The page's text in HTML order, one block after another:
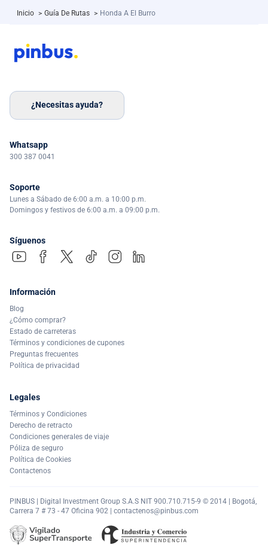
Inicio > Guía De Rutas > Honda A El Burro
¿Necesitas ayuda?
Whatsapp
300 387 0041
Soporte
Lunes a Sábado de 6:00 a.m. a 10:00 p.m.
Domingos y festivos de 6:00 a.m. a 09:00 p.m.
Síguenos
Información
Blog
¿Cómo comprar?
Estado de carreteras
Términos y condiciones de cupones
Preguntas frecuentes
Política de privacidad
Legales
Términos y Condiciones
Derecho de retracto
Condiciones generales de viaje
Póliza de seguro
Política de Cookies
Contactenos
PINBUS | Digital Investment Group S.A.S NIT 900.710.715-9 © 2014 | Bogotá,
Carrera 7 # 73 - 47 Oficina 902 | contactenos@pinbus.com